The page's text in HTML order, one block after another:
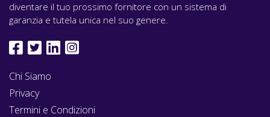
diventare il tuo prossimo fornitore con un sistema di
garanzia e tutela unica nel suo genere.
Chi Siamo
Privacy
Termini e Condizioni